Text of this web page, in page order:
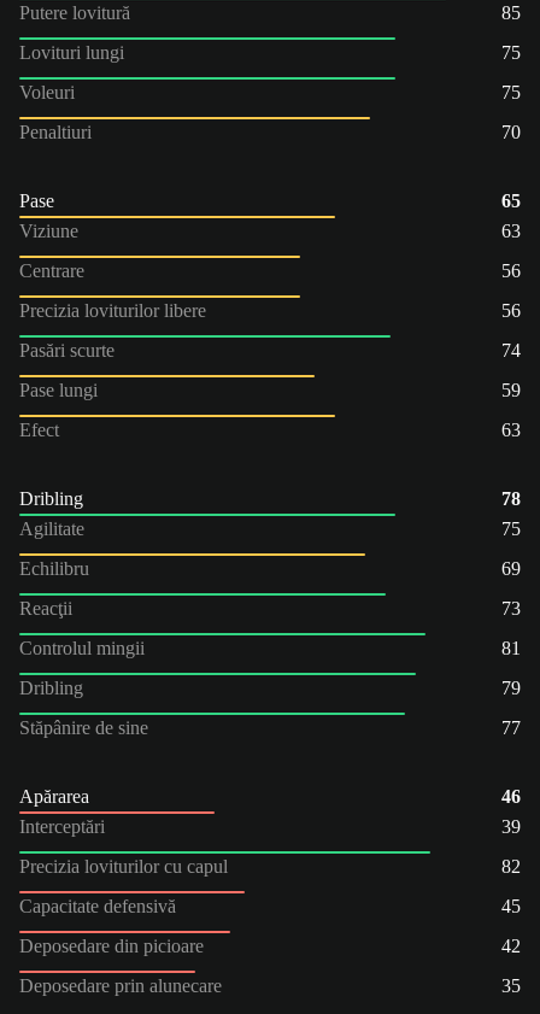
Putere lovitură
85
Lovituri lungi
75
Voleuri
75
Penaltiuri
70
Pase
65
Viziune
63
Centrare
56
Precizia loviturilor libere
56
Pasări scurte
74
Pase lungi
59
Efect
63
Dribling
78
Agilitate
75
Echilibru
69
Reacţii
73
Controlul mingii
81
Dribling
79
Stăpânire de sine
77
Apărarea
46
Interceptări
39
Precizia loviturilor cu capul
82
Capacitate defensivă
45
Deposedare din picioare
42
Deposedare prin alunecare
35